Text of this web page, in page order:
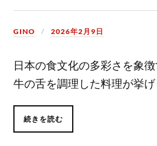
GINO 2026年2月9日
日本の食文化の多彩さを象徴
牛の舌を調理した料理が挙げ
続きを読む